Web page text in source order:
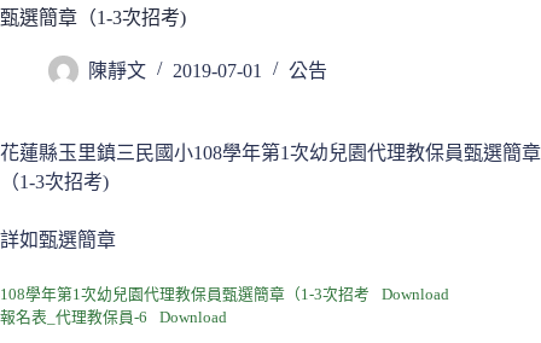
甄選簡章（1-3次招考)
陳靜文 2019-07-01 公告
花蓮縣玉里鎮三民國小108學年第1次幼兒園代理教保員甄選簡章
（1-3次招考)
詳如甄選簡章
108學年第1次幼兒園代理教保員甄選簡章（1-3次招考
Download
報名表_代理教保員-6
Download